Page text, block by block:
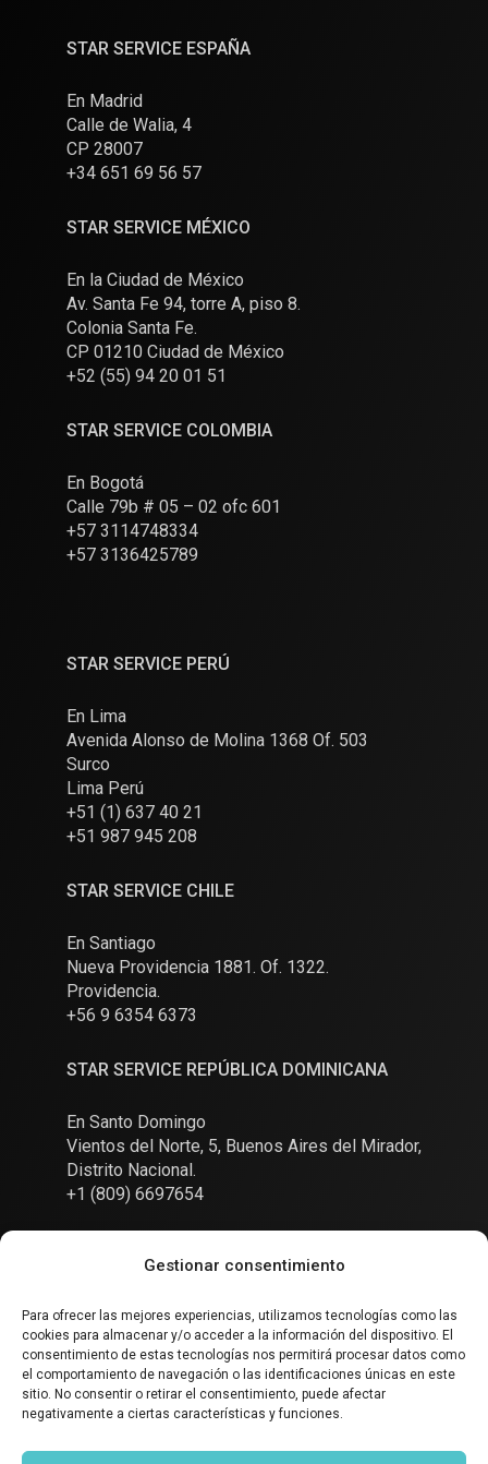
Gestionar consentimiento
Para ofrecer las mejores experiencias, utilizamos tecnologías como las
cookies para almacenar y/o acceder a la información del dispositivo. El
consentimiento de estas tecnologías nos permitirá procesar datos como
el comportamiento de navegación o las identificaciones únicas en este
sitio. No consentir o retirar el consentimiento, puede afectar
negativamente a ciertas características y funciones.
STAR SERVICE ESPAÑA
En Madrid
Calle de Walia, 4
CP 28007
+34 651 69 56 57
STAR SERVICE MÉXICO
En la Ciudad de México
Av. Santa Fe 94, torre A, piso 8.
Colonia Santa Fe.
CP 01210 Ciudad de México
+52 (55) 94 20 01 51
STAR SERVICE COLOMBIA
En Bogotá
Calle 79b # 05 – 02 ofc 601
+57 3114748334
+57 3136425789
STAR SERVICE PERÚ
En Lima
Avenida Alonso de Molina 1368 Of. 503
Surco
Lima Perú
+51 (1) 637 40 21
+51 987 945 208
STAR SERVICE CHILE
En Santiago
Nueva Providencia 1881. Of. 1322.
Providencia.
+56 9 6354 6373
STAR SERVICE REPÚBLICA DOMINICANA
En Santo Domingo
Vientos del Norte, 5, Buenos Aires del Mirador,
Distrito Nacional.
+1 (809) 6697654
Conversemos
SOCIAL